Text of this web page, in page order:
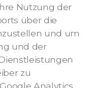
Nutzung der
über die
und um
und der
zu
Analytics